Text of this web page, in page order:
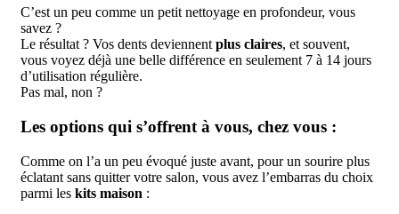
C’est un peu comme un petit nettoyage en profondeur, vous
savez ?
Le résultat ? Vos dents deviennentplus claires, et souvent,
vous voyez déjà une belle différence en seulement 7 à 14 jours
d’utilisation régulière.
Pas mal, non ?
Les options qui s’offrent à vous, chez vous :
Comme on l’a un peu évoqué juste avant, pour un sourire plus
éclatant sans quitter votre salon, vous avez l’embarras du choix
parmi les kits maison :